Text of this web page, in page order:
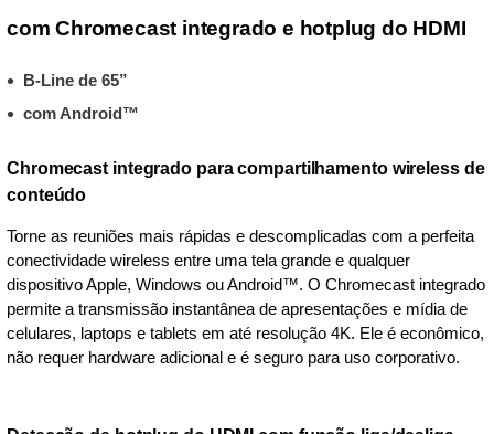
com Chromecast integrado e hotplug do HDMI
B-Line de 65”
com Android™
Chromecast integrado para compartilhamento wireless de
conteúdo
Torne as reuniões mais rápidas e descomplicadas com a perfeita
conectividade wireless entre uma tela grande e qualquer
dispositivo Apple, Windows ou Android™. O Chromecast integrado
permite a transmissão instantânea de apresentações e mídia de
celulares, laptops e tablets em até resolução 4K. Ele é econômico,
não requer hardware adicional e é seguro para uso corporativo.